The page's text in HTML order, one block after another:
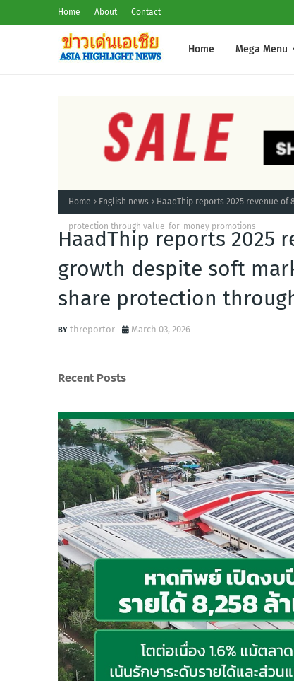
Home About Contact
Home Mega Menu
Home English news HaadThip reports 2025 revenue
protection through value-for-money promotions
HaadThip reports 2025
growth despite soft
share protection
threportor March 03, 2026
Recent Posts